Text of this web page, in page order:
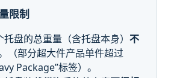
限制
托盘的总重量（含托盘本身）不
（部分超大件产品单件超过
Package”标签）。